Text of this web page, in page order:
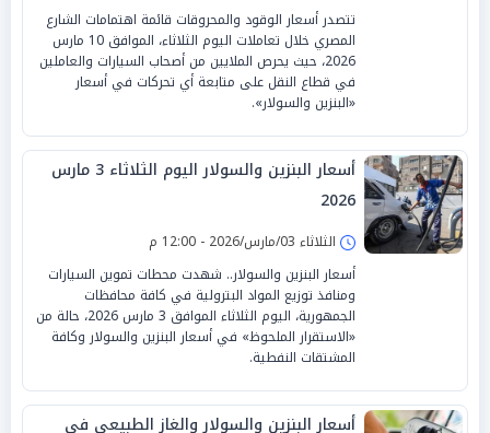
تتصدر أسعار الوقود والمحروقات قائمة اهتمامات الشارع
المصري خلال تعاملات اليوم الثلاثاء، الموافق 10 مارس
2026، حيث يحرص الملايين من أصحاب السيارات والعاملين
في قطاع النقل على متابعة أي تحركات في أسعار
«البنزين والسولار».
أسعار البنزين والسولار اليوم الثلاثاء 3 مارس
2026
الثلاثاء 03/مارس/2026 - 12:00 م
أسعار البنزين والسولار.. شهدت محطات تموين السيارات
ومنافذ توزيع المواد البترولية في كافة محافظات
الجمهورية، اليوم الثلاثاء الموافق 3 مارس 2026، حالة من
«الاستقرار الملحوظ» في أسعار البنزين والسولار وكافة
المشتقات النفطية.
أسعار البنزين والسولار والغاز الطبيعي في